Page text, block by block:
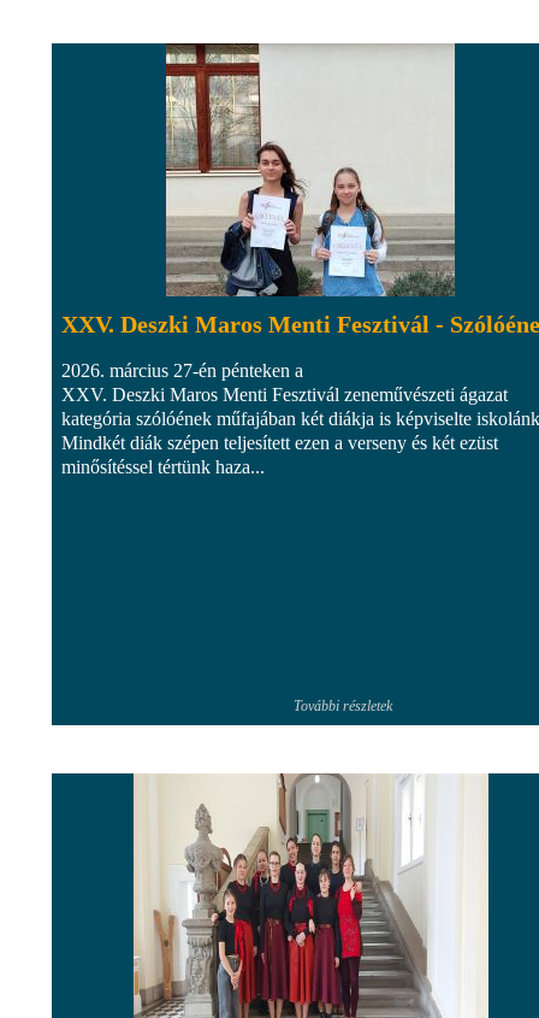
XXV. Deszki Maros Menti Fesztivál -
2026. március 27-én pénteken a
XXV. Deszki Maros Menti Fesztivál zeneművészeti ágazat
kategória szólóének műfajában két diákja is képviselte
Mindkét diák szépen teljesített ezen a verseny és két ezüst
minősítéssel tértünk haza...
További részletek